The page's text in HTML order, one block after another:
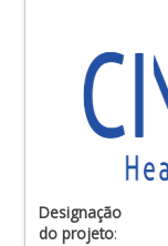
Designação
do projeto: